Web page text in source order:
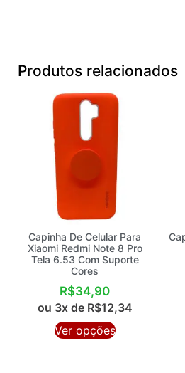
Produtos relacionados
Capinha De Celular Para
Xiaomi Redmi Note 8 Pro
Tela 6.53 Com Suporte
Cores
R$34,90
ou 3x de R$12,34
Ver opções